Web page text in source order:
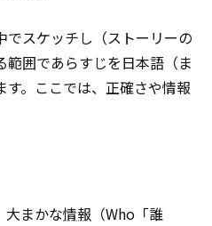
でスケッチし（ストーリーの
囲であらすじを日本語（ま
。ここでは、正確さや情報
大まかな情報 （Who「誰